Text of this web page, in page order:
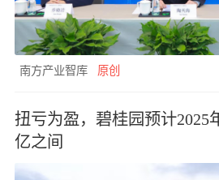
南方产业智库 原创
扭亏为盈，碧桂园预计2025
亿之间